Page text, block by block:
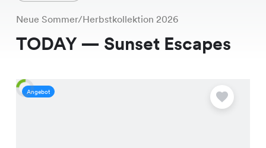
Neue Sommer/Herbstkollektion 2026
TODAY — Sunset Escapes
Angebot